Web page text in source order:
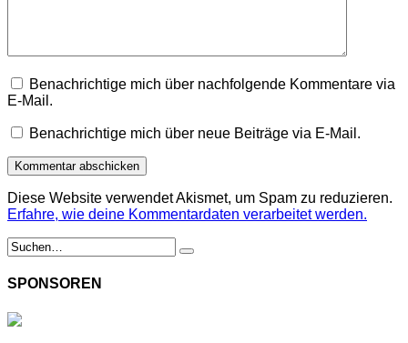
Benachrichtige mich über nachfolgende Kommentare via
E-Mail.
Benachrichtige mich über neue Beiträge via E-Mail.
Diese Website verwendet Akismet, um Spam zu reduzieren.
Erfahre, wie deine Kommentardaten verarbeitet werden.
SPONSOREN